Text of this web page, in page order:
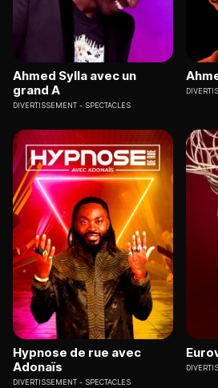
Ahmed Sylla avec un
grand A
DIVERTISSEMENT SPECTACLES
Hypnose de rue avec
Adonaïs
DIVERTISSEMENT SPECTACLES